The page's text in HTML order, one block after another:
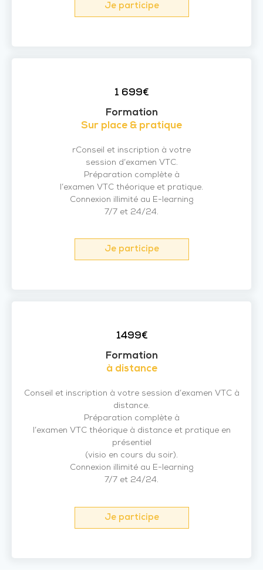
Je participe
1 699€
Formation
Sur place & pratique
rConseil et inscription à votre
session d’examen VTC.
Préparation complète à
l’examen VTC théorique et pratique.
Connexion illimité au E-learning
7/7 et 24/24.
Je participe
1499€
Formation
à distance
Conseil et inscription à votre session d’examen VTC à
distance.
Préparation complète à
l’examen VTC théorique à distance et pratique en
présentiel
(visio en cours du soir).
Connexion illimité au E-learning
7/7 et 24/24.
Je participe